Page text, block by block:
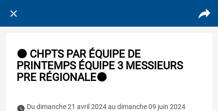
🟠 CHPTS PAR ÉQUIPE DE
PRINTEMPS ÉQUIPE 3 MESSIEURS
PRE RÉGIONALE🟠
Du dimanche 21 avril 2024 au dimanche 09 juin 2024